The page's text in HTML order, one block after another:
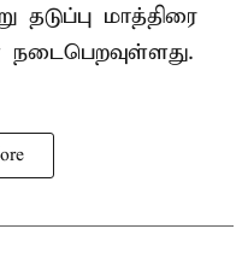
தடுப்பு மாத்திரை
நடைபெறவுள்ளது.